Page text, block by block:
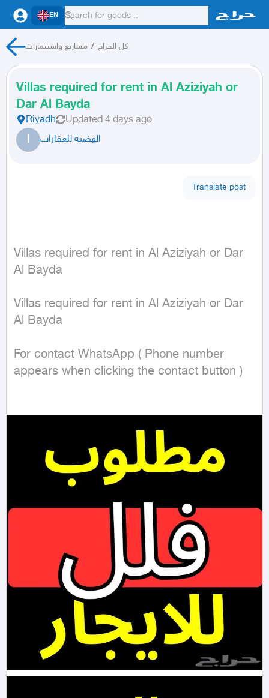
EN
مشاريع واستثمارات / كل الحراج
Villas required for rent in Al Aziziyah or
Dar Al Bayda
Riyadh Updated 4 days ago
ا الهضبة للعقارات
Translate post
Villas required for rent in Al Aziziyah or Dar
Al Bayda
Villas required for rent in Al Aziziyah or Dar
Al Bayda
For contact WhatsApp ( Phone number
appears when clicking the contact button )